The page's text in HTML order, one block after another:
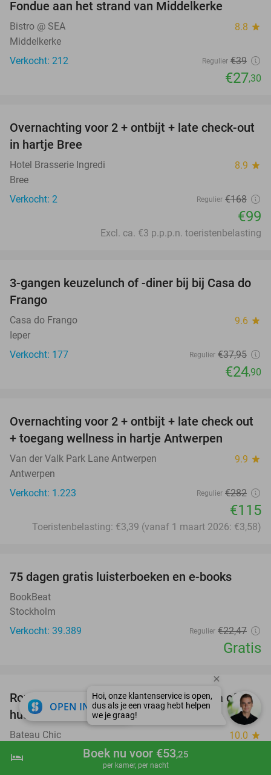
shopping_cart Boek nu
hotel Boek nu voor €53,25
per kamer, per nacht
Fondue aan het strand van Middelkerke
Bistro @ SEA 8.8 star
Middelkerke
Verkocht: 212
Regulier €39
€27,30
41%
TODAY
Overnachting voor 2 + ontbijt + late check-out
in hartje Bree
Hotel Brasserie Ingredi 8.9 star
Bree
Verkocht: 2
Regulier €168
€99
Excl. ca. €3 p.p.p.n. toeristenbelasting
34%
3-gangen keuzelunch of -diner bij bij Casa do
Frango
Casa do Frango 9.6 star
Ieper
Verkocht: 177
Regulier €37,95
€24,90
59%
Overnachting voor 2 + ontbijt + late check out
+ toegang wellness in hartje Antwerpen
Van der Valk Park Lane Antwerpen 9.9 star
Antwerpen
Verkocht: 1.223
Regulier €282
€115
Toeristenbelasting: €3,39 (vanaf 1 maart 2026: €3,58)
75 dagen gratis luisterboeken en e-books
BookBeat
Stockholm
Verkocht: 39.389
Regulier €22,47
Gratis
37%
Rondvaart op de Leie (2 uur) + fles cava of
huur speedboot + schipper + bubbels
Bateau Chic 10.0 star
OPEN IN APP close